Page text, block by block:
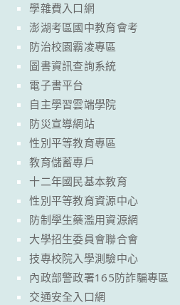
學雜費入口網
澎湖考區國中教育會考
防治校園霸凌專區
圖書資訊查詢系統
電子書平台
自主學習雲端學院
防災宣導網站
性別平等教育專區
教育儲蓄專戶
十二年國民基本教育
性別平等教育資源中心
防制學生藥濫用資源網
大學招生委員會聯合會
技專校院入學測驗中心
內政部警政署165防詐騙專區
交通安全入口網